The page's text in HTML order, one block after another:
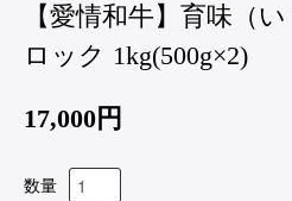
【愛情和牛】育味（
ロック 1kg(500g×2)
17,000円
数量